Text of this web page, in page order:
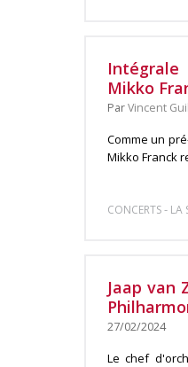
Intégrale
Mikko
ParVincent
Comme un
Mikko Franck
CONCERTS- LA
Jaap van
27/02/2024
Le chef